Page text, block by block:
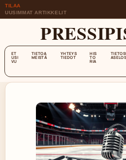
TILAA
UUSIMMAT ARTIKKELIT
ET
USI
VU
TIETOA
MEISTÄ
YHTEYS
TIEDOT
HIS
TO
RIA